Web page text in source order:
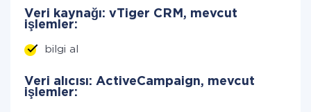
Veri kaynağı: vTiger CRM, mevcut
işlemler:
bilgi al
Veri alıcısı: ActiveCampaign, mevcut
işlemler: